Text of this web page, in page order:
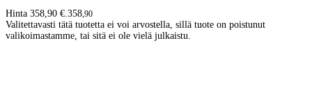
Hinta 358,90 €. 358,90
Valitettavasti tätä tuotetta ei voi arvostella, sillä tuote on poistunut
valikoimastamme, tai sitä ei ole vielä julkaistu.